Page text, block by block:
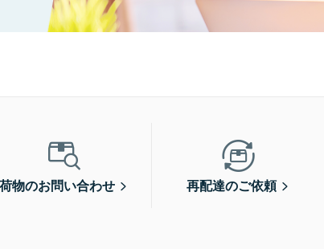
荷物のお問い合わせ 再配達のご依頼